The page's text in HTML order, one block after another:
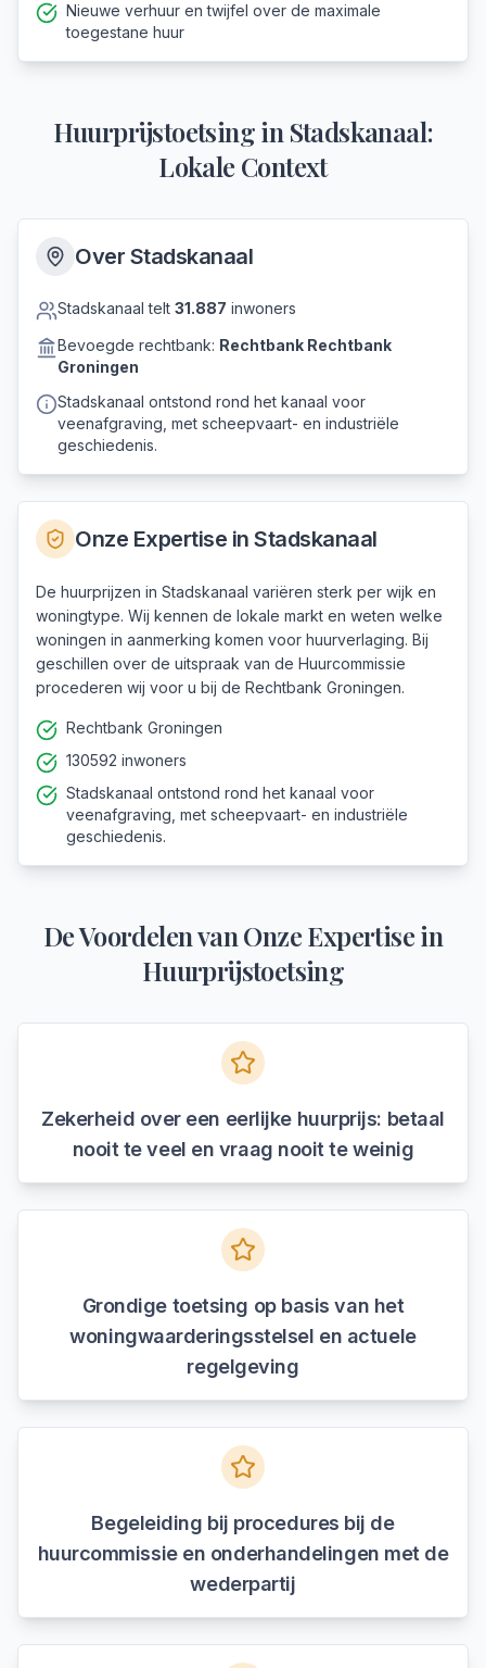
Nieuwe verhuur en twijfel over de maximale
toegestane huur
Huurprijstoetsingin Stadskanaal:
Lokale Context
Over Stadskanaal
Stadskanaal telt 31.887 inwoners
Bevoegde rechtbank: Rechtbank Rechtbank
Groningen
Stadskanaal ontstond rond het kanaal voor
veenafgraving, met scheepvaart- en industriële
geschiedenis.
Onze Expertise in Stadskanaal
De huurprijzen in Stadskanaal variëren sterk per wijk en
woningtype. Wij kennen de lokale markt en weten welke
woningen in aanmerking komen voor huurverlaging. Bij
geschillen over de uitspraak van de Huurcommissie
procederen wij voor u bij de Rechtbank Groningen.
Rechtbank Groningen
130592 inwoners
Stadskanaal ontstond rond het kanaal voor
veenafgraving, met scheepvaart- en industriële
geschiedenis.
De Voordelen van Onze Expertise in
Huurprijstoetsing
Zekerheid over een eerlijke huurprijs: betaal
nooit te veel en vraag nooit te weinig
Grondige toetsing op basis van het
woningwaarderingsstelsel en actuele
regelgeving
Begeleiding bij procedures bij de
huurcommissie en onderhandelingen met de
wederpartij